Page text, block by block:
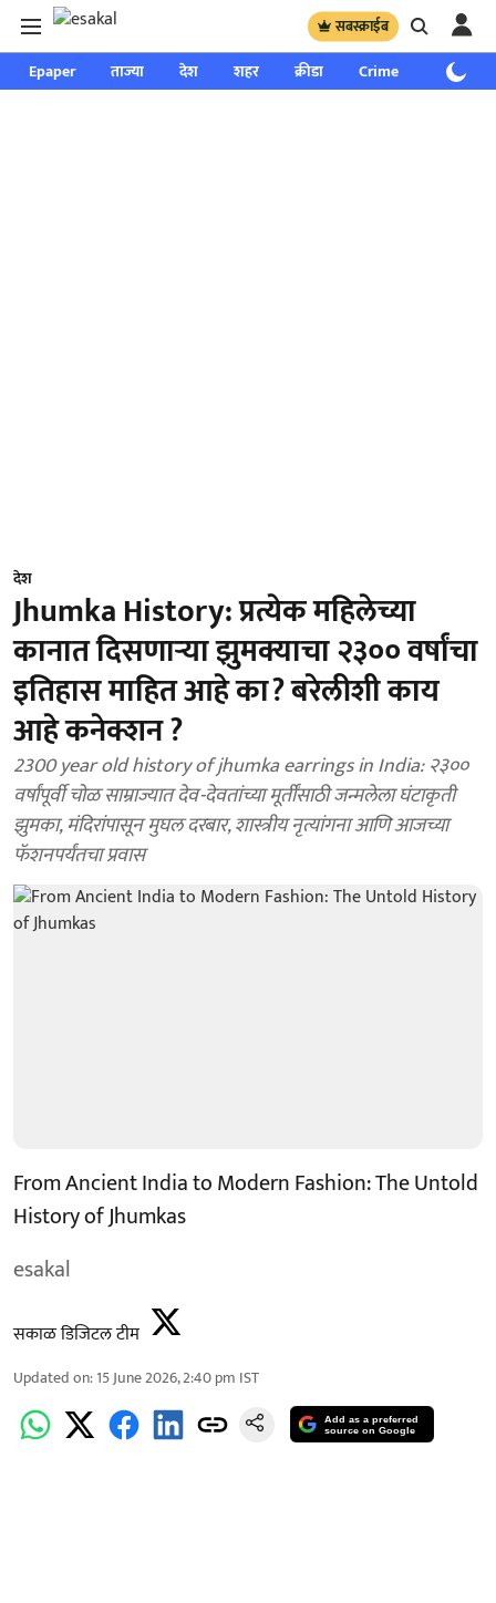
सबस्क्राईब
Epaper ताज्या देश शहर क्रीडा Crime साप्ताहिक
देश
Jhumka History: प्रत्येक महिलेच्या
कानात दिसणाऱ्या झुमक्याचा २३०० वर्षांचा
इतिहास माहित आहे का? बरेलीशी काय
आहे कनेक्शन ?
2300 year old history of jhumka earrings in India: २३००
वर्षांपूर्वी चोळ साम्राज्यात देव-देवतांच्या मूर्तींसाठी जन्मलेला घंटाकृती
झुमका, मंदिरांपासून मुघल दरबार, शास्त्रीय नृत्यांगना आणि आजच्या
फॅशनपर्यंतचा प्रवास
From Ancient India to Modern Fashion: The Untold
History of Jhumkas
esakal
सकाळ डिजिटल टीम
Updated on:15 June 2026, 2:40 pm IST
Add as a preferred
source on Google